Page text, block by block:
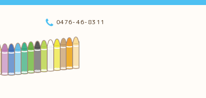
0476-46-8311